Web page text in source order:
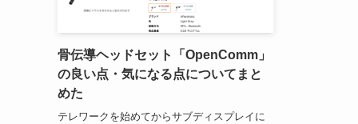
骨伝導ヘッドセット「OpenComm」
の良い点・気になる点についてまと
めた
テレワークを始めてからサブディスプレイに